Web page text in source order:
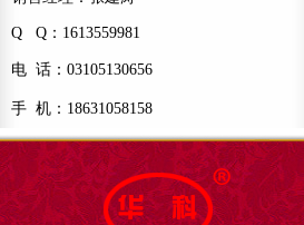
Q Q：1613559981
电 话：03105130656
手 机：18631058158